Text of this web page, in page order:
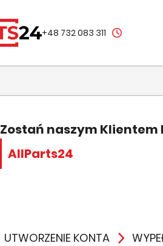
+48 732 083 311
Zostań naszym
AllParts24
UTWORZENIE KONTA